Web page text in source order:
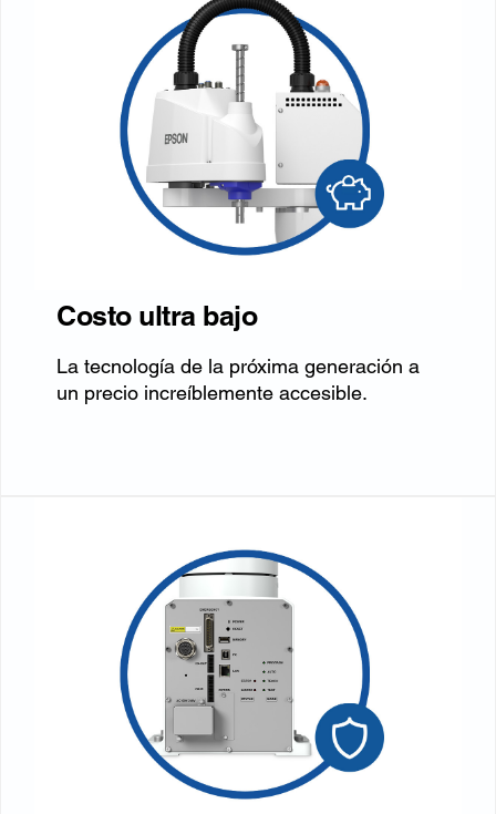
Costo ultra bajo
La tecnología de la próxima generación a
un precio increíblemente accesible.